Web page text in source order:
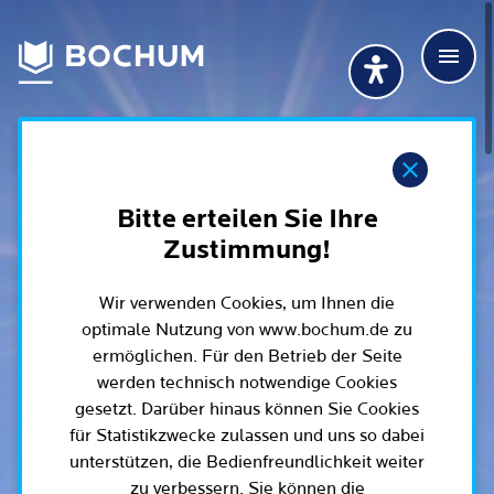
Übersetzung
Deutsch
Bitte erteilen Sie Ihre
Zustimmung!
Wir verwenden Cookies, um Ihnen die
optimale Nutzung von www.bochum.de zu
ermöglichen. Für den Betrieb der Seite
werden technisch notwendige Cookies
gesetzt. Darüber hinaus können Sie Cookies
für Statistikzwecke zulassen und uns so dabei
unterstützen, die Bedienfreundlichkeit weiter
zu verbessern. Sie können die
Übersetzung wählen (öffnet sich in Google
Deutsch
Suchbegriff
115 anrufen Mehr erfahren
Rathaus
Online-Dienste - Serviceportal
Dienstleistungen von A-Z
Online-Terminbuchung
Lebenslagen
Dienstleistungen nach Lebenslagen
Politik